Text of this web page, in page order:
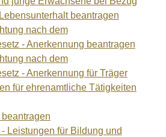
beantragen
nach dem
- Anerkennung beantragen
nach dem
- Anerkennung für Träger
für ehrenamtliche Tätigkeiten
Leistungen für Bildung und